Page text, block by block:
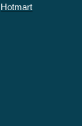
Hotmart